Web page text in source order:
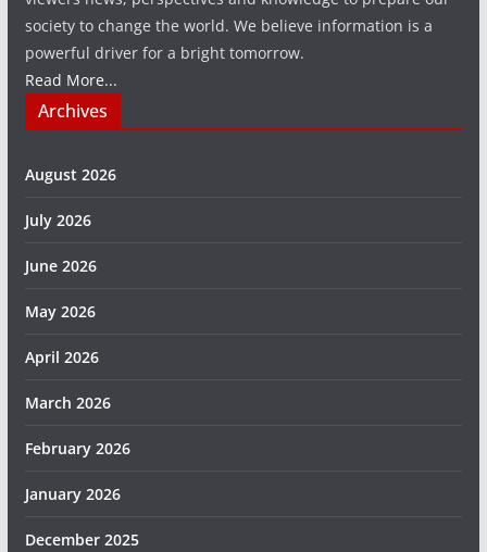
society to change the world. We believe information is a
powerful driver for a bright tomorrow.
Read More...
Archives
August 2026
July 2026
June 2026
May 2026
April 2026
March 2026
February 2026
January 2026
December 2025